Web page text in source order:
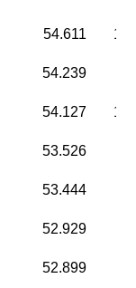
54.611
54.239
54.127
53.526
53.444
52.929
52.899